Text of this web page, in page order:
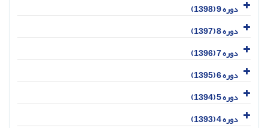
دوره 9 (1398)
دوره 8 (1397)
دوره 7 (1396)
دوره 6 (1395)
دوره 5 (1394)
دوره 4 (1393)